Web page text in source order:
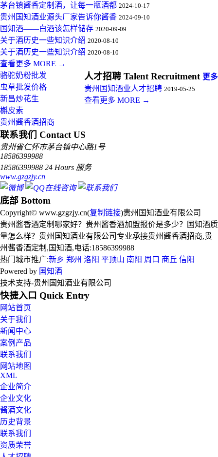
茅台镇酱香定制酒，让每一瓶酒都 2024-10-17
贵州国知酒业源头厂家告诉你酱香 2024-09-10
国知酒——白酒该怎样储存 2020-09-09
关于酒历史一些知识介绍 2020-08-10
关于酒历史一些知识介绍 2020-08-10
查看更多 MORE →
人才招聘 Talent Recruitment 更多
贵州国知酒业人才招聘 2019-05-25
查看更多 MORE →
骆驼奶粉批发
虫草批发价格
新昌炒花生
槲皮素
贵州酱香酒招商
联系我们 Contact US
贵州省仁怀市茅台镇中心路1号
18586399988
18586399988 24 Hours 服务
www.gzgzjy.cn
底部 Bottom
Copyright© www.gzgzjy.cn(复制链接)贵州国知酒业有限公司
贵州酱香酒定制哪家好？贵州酱香酒加盟报价是多少？国知酒质
量怎么样？贵州国知酒业有限公司专业承接贵州酱香酒招商,贵
州酱香酒定制,国知酒,电话:18586399988
热门城市推广:新乡 郑州 洛阳 平顶山 南阳 周口 商丘 信阳
Powered by 国知酒
技术支持-贵州国知酒业有限公司
快捷入口 Quick Entry
网站首页
关于我们
新闻中心
案例产品
联系我们
网站地图
XML
企业简介
企业文化
酱酒文化
历史背景
联系我们
资质荣誉